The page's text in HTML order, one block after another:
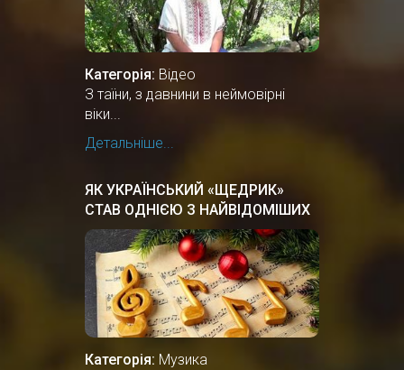
Категорія: Відео
З таїни, з давнини в неймовірні
віки...
Детальніше...
ЯК УКРАЇНСЬКИЙ «ЩЕДРИК»
СТАВ ОДНІЄЮ З НАЙВІДОМІШИХ
РІЗДВЯНИХ ПІСЕНЬ У СВІТІ
Категорія: Музика